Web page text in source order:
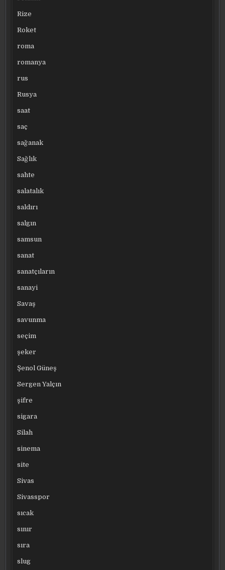
Rize
Roket
roma
romanya
rus
Rusya
saat
saç
sağanak
Sağlık
sahte
salatalık
saldırı
salgın
samsun
sanat
sanatçıların
sanayi
Savaş
savunma
seçim
şeker
Şenol Güneş
Sergen Yalçın
şifre
sigara
Silah
sinema
site
Sivas
Sivasspor
sıcak
sınır
sıra
slug